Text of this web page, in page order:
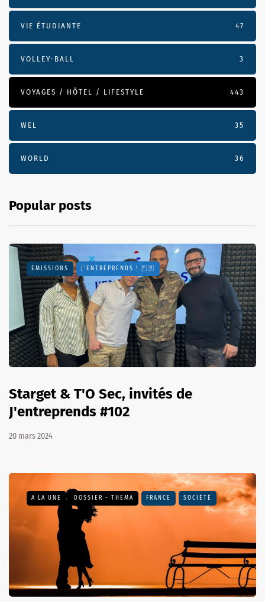
VIE ÉTUDIANTE 47
VOLLEY-BALL 3
VOYAGES / HÔTEL / LIFESTYLE 443
WEL 35
WORLD 36
Popular posts
EMISSIONS J'ENTREPRENDS ! 🇫🇷
Starget & T'O Sec, invités de
J'entreprends #102
20 mars 2024
A LA UNE DOSSIER - THEMA FRANCE SOCIÉTÉ